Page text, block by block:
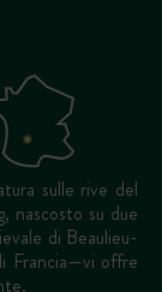
sulle rive del
nascosto su due
di Beaulieu-
Francia—vi offre